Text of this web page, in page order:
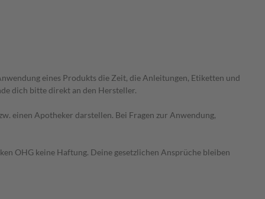
eines Produkts die Zeit, die Anleitungen, Etiketten und
dich bitte direkt an den Hersteller.
einen Apotheker darstellen. Bei Fragen zur Anwendung,
OHG keine Haftung. Deine gesetzlichen Ansprüche bleiben